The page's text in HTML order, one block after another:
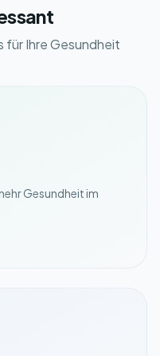
für Ihre Gesundheit
Gesundheit im